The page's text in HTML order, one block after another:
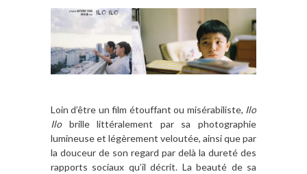
Loin d’être un film étouffant ou misérabiliste, Ilo
Ilobrille littéralement par sa photographie
lumineuse et légèrement veloutée, ainsi que par
la douceur de son regard par delà la dureté des
rapports sociaux qu’il décrit. La beauté de sa